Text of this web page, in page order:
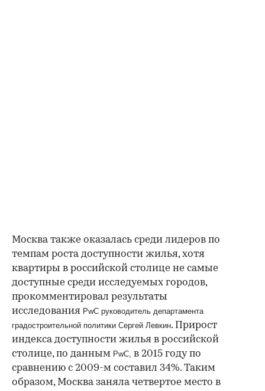
Москва также оказалась среди лидеров по
темпам роста доступности жилья, хотя
квартиры в российской столице не самые
доступные среди исследуемых городов,
прокомментировал результаты
исследования PwC руководитель департамента
градостроительной политики Сергей Левкин. Прирост
индекса доступности жилья в российской
столице, по данным PwC, в 2015 году по
сравнению с 2009-м составил 34%. Таким
образом, Москва заняла четвертое место в